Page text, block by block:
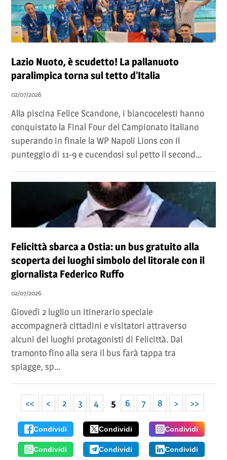
Lazio Nuoto, è scudetto! La pallanuoto
paralimpica torna sul tetto d’Italia
02/07/2026
Alla piscina Felice Scandone, i biancocelesti hanno
conquistato la Final Four del Campionato Italiano
superando in finale la WP Napoli Lions con il
punteggio di 11-9 e cucendosi sul petto il second...
Felicittà sbarca a Ostia: un bus gratuito alla
scoperta dei luoghi simbolo del litorale con il
giornalista Federico Ruffo
02/07/2026
Giovedì 2 luglio un itinerario speciale
accompagnerà cittadini e visitatori attraverso
alcuni dei luoghi protagonisti di Felicittà. Dal
tramonto fino alla sera il bus farà tappa tra
spiagge, sp...
<< < 2 3 4 5 6 7 8 > >>
Condividi Condividi Condividi
Condividi Condividi Condividi